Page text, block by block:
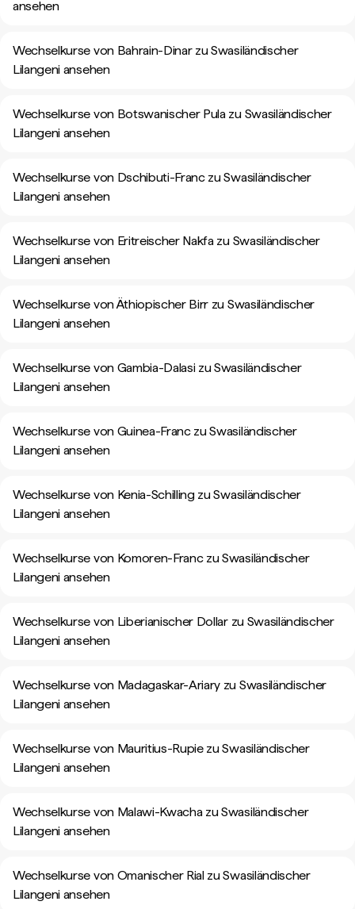
ansehen
Wechselkurse von Bahrain-Dinar zu Swasiländischer
Lilangeni ansehen
Wechselkurse von Botswanischer Pula zu Swasiländischer
Lilangeni ansehen
Wechselkurse von Dschibuti-Franc zu Swasiländischer
Lilangeni ansehen
Wechselkurse von Eritreischer Nakfa zu Swasiländischer
Lilangeni ansehen
Wechselkurse von Äthiopischer Birr zu Swasiländischer
Lilangeni ansehen
Wechselkurse von Gambia-Dalasi zu Swasiländischer
Lilangeni ansehen
Wechselkurse von Guinea-Franc zu Swasiländischer
Lilangeni ansehen
Wechselkurse von Kenia-Schilling zu Swasiländischer
Lilangeni ansehen
Wechselkurse von Komoren-Franc zu Swasiländischer
Lilangeni ansehen
Wechselkurse von Liberianischer Dollar zu Swasiländischer
Lilangeni ansehen
Wechselkurse von Madagaskar-Ariary zu Swasiländischer
Lilangeni ansehen
Wechselkurse von Mauritius-Rupie zu Swasiländischer
Lilangeni ansehen
Wechselkurse von Malawi-Kwacha zu Swasiländischer
Lilangeni ansehen
Wechselkurse von Omanischer Rial zu Swasiländischer
Lilangeni ansehen